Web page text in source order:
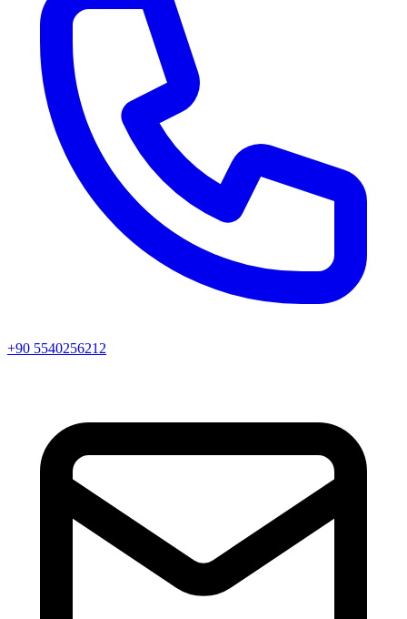
+90 5540256212